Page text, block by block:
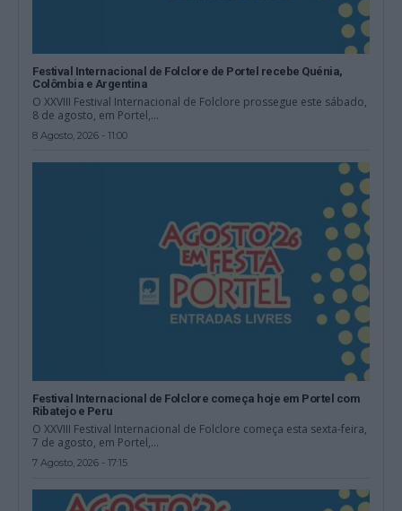
Festival Internacional de Folclore de Portel recebe Quénia,
Colômbia e Argentina
O XXVIII Festival Internacional de Folclore prossegue este sábado,
8 de agosto, em Portel,...
8 Agosto, 2026 - 11:00
Festival Internacional de Folclore começa hoje em Portel com
Ribatejo e Peru
O XXVIII Festival Internacional de Folclore começa esta sexta-feira,
7 de agosto, em Portel,...
7 Agosto, 2026 - 17:15